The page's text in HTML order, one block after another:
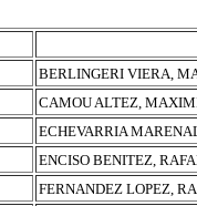
BERLINGERI VIERA,
CAMOU ALTEZ,
ECHEVARRIA
ENCISO BENITEZ,
FERNANDEZ LOPEZ,